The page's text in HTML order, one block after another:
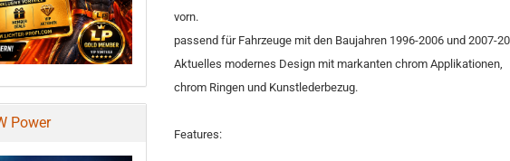
vorn.
passend für Fahrzeuge mit den Baujahren 1996-2006 und 2007-
Aktuelles modernes Design mit markanten chrom Applikationen,
chrom Ringen und Kunstlederbezug.
Features:
Power